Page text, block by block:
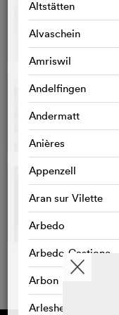
Altstätten
Alvaschein
Amriswil
Andelfingen
Andermatt
Anières
Appenzell
Aran sur Vilette
Arbedo
Arbedo-Castione
Arbon
Arlesheim